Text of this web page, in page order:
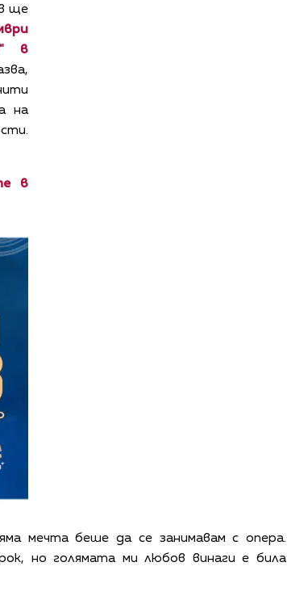
ще
в
на
в
мечта беше да се занимавам с опера.
но голямата ми любов винаги е била